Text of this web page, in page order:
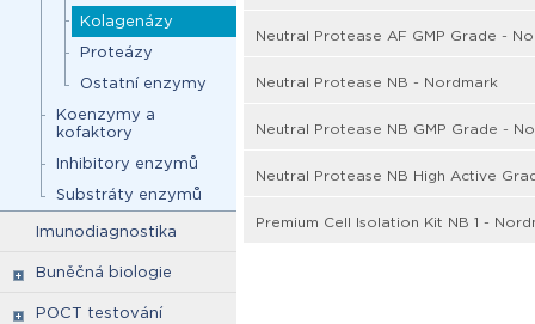
Kolagenázy
Proteázy
Ostatní enzymy
Koenzymy a
kofaktory
Inhibitory enzymů
Substráty enzymů
Imunodiagnostika
Buněčná biologie
POCT testování
Neutral Protease AF GMP Grade -
Neutral Protease NB - Nordmark
Neutral Protease NB GMP Grade -
Neutral Protease NB High Active
Premium Cell Isolation Kit NB 1 -